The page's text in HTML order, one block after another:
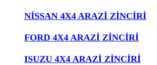
NİSSAN 4X4 ARAZİ ZİNCİRİ
FORD 4X4 ARAZİ ZİNCİRİ
ISUZU 4X4 ARAZİ ZİNCİRİ